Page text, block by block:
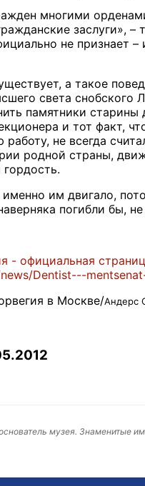
многими
заслуги», –
не признает
а такое
света
памятники
и тот факт,
не всегда
родной страны,
им двигало,
погибли бы, не
- официальная
Dentist---
в Москве/Андерс
музея. Знаменитые